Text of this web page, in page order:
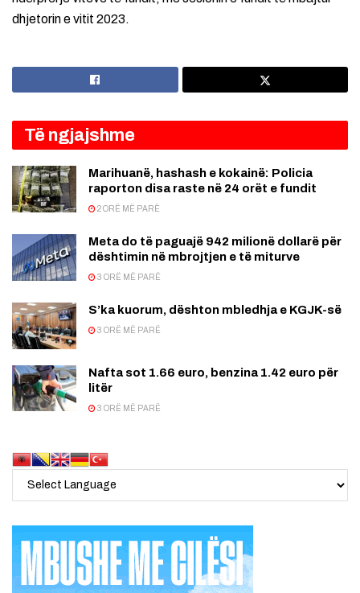
dhjetorin e vitit 2023.
Të ngjajshme
Marihuanë, hashash e kokainë: Policia
raporton disa raste në 24 orët e fundit
2 ORË MË PARË
Meta do të paguajë 942 milionë dollarë për
dështimin në mbrojtjen e të miturve
3 ORË MË PARË
S’ka kuorum, dështon mbledhja e KGJK-së
3 ORË MË PARË
Nafta sot 1.66 euro, benzina 1.42 euro për
litër
3 ORË MË PARË